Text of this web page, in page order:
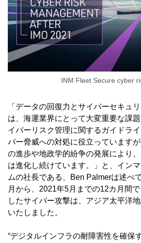
INM Fleet Secure cyber
「データの回復力とサイバーセキュ
は、海運業界にとって大変重要な課
イバーリスク管理に関するガイドラ
バー脅威への対処に役立っています
の進歩や地政学的紛争の発展により
は進化し続けています。」と、イン
ムの社長である、Ben Palmerは述べ
月から、2021年5月までの12カ月間
したサイバー攻撃は、アジア太平洋
いたしました。
“デジタルインフラの耐障害性を確保